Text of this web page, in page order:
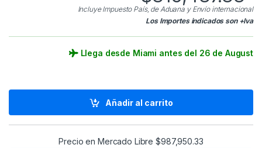
Incluye Impuesto País, de Aduana y Envío internacional
Los Importes indicados son +Iva
Llega desde Miami antes del 26 de August
Añadir al carrito
Precio en Mercado Libre$987,950.33